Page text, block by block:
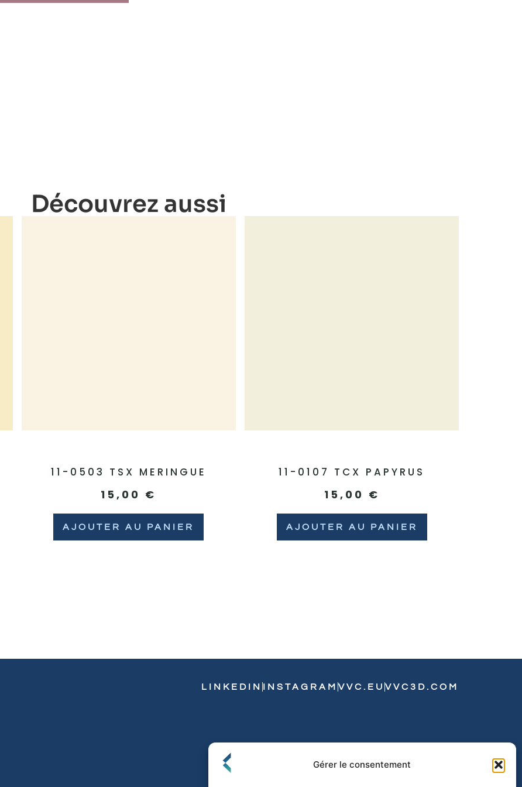
Gérer le consentement
Découvrez aussi
11-0503 TSX MERINGUE
15,00 €
AJOUTER AU PANIER
11-0107 TCX PAPYRUS
15,00 €
AJOUTER AU PANIER
LINKEDIN INSTAGRAM VVC.EU VVC3D.COM